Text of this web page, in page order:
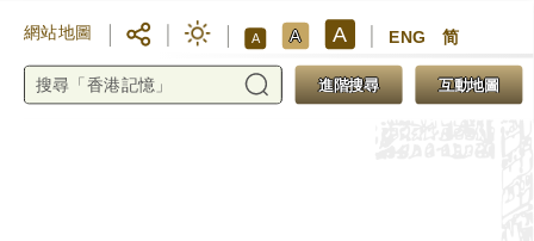
網站地圖 A A A ENG 简
進階搜尋 互動地圖